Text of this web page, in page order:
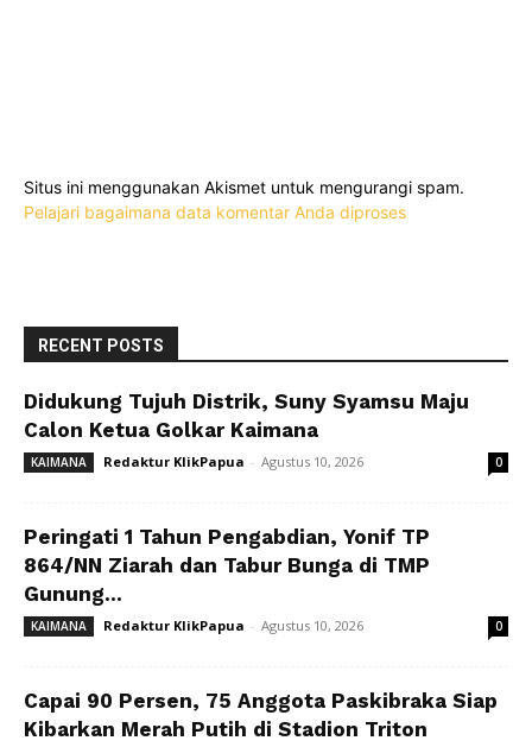
Situs ini menggunakan Akismet untuk mengurangi spam.
Pelajari bagaimana data komentar Anda diproses
RECENT POSTS
Didukung Tujuh Distrik, Suny Syamsu Maju
Calon Ketua Golkar Kaimana
KAIMANA Redaktur KlikPapua - Agustus 10, 2026 0
Peringati 1 Tahun Pengabdian, Yonif TP
864/NN Ziarah dan Tabur Bunga di TMP
Gunung...
KAIMANA Redaktur KlikPapua - Agustus 10, 2026 0
Capai 90 Persen, 75 Anggota Paskibraka Siap
Kibarkan Merah Putih di Stadion Triton